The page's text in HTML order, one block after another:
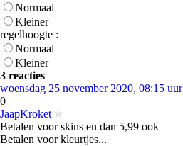
Normaal
Kleiner
regelhoogte :
Normaal
Kleiner
3 reacties
woensdag 25 november 2020, 08:15 uur
0
JaapKroket
Betalen voor skins en dan 5,99 ook
Betalen voor kleurtjes...